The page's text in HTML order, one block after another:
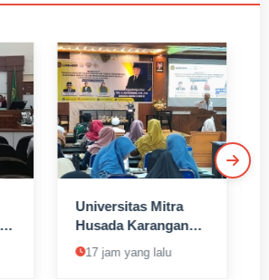
Universitas Mitra
Husada Karanganyar
Perluas Sinergi dan
Peluang Kerja
17 jam yang lalu